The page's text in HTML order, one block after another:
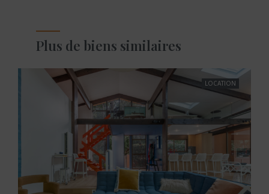
Plus de biens similaires
LOCATION